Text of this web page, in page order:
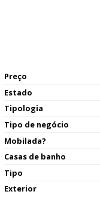
Preço
Estado
Tipologia
Tipo de negócio
Mobilada?
Casas de banho
Tipo
Exterior